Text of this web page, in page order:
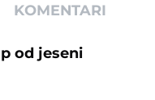
KOMENTARI
od jeseni